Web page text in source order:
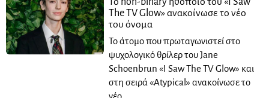
The TV Glow» ανακοίνωσε το νέο
του όνομα
Το άτομο που πρωταγωνιστεί στο
ψυχολογικό θρίλερ του Jane
Schoenbrun «I Saw The TV Glow» και
στη σειρά «Atypical» ανακοίνωσε το
νέο